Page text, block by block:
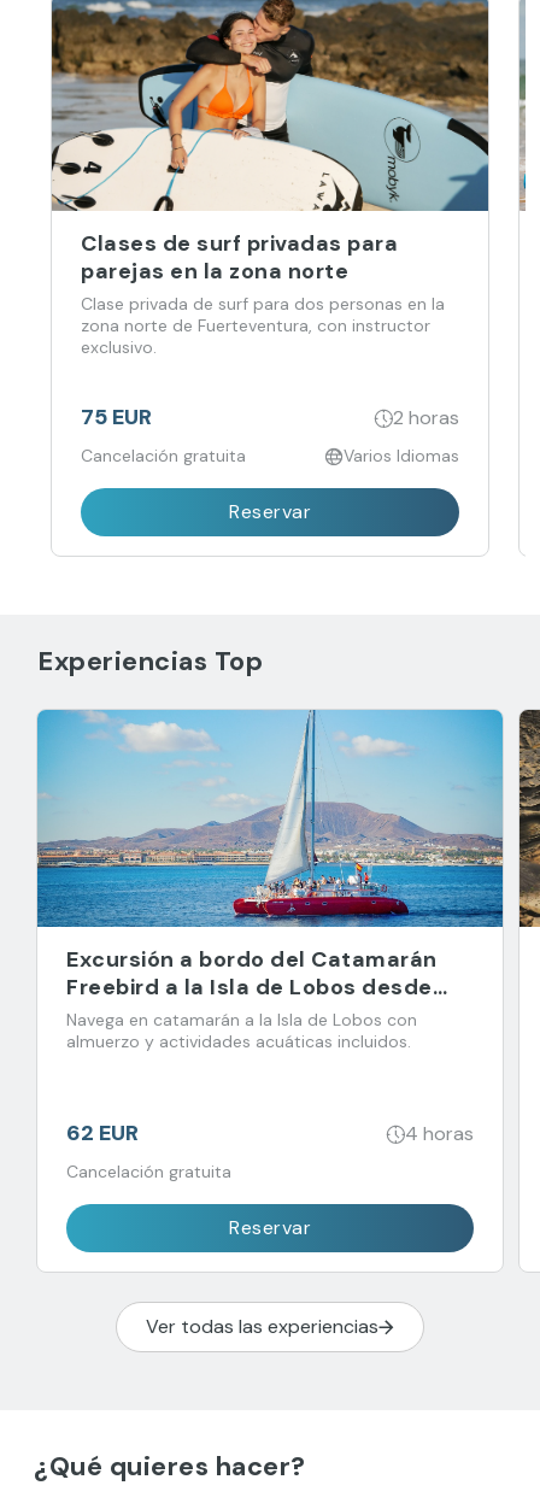
Clases de surf privadas para
parejas en la zona norte
Clase privada de surf para dos personas en la
zona norte de Fuerteventura, con instructor
exclusivo.
75 EUR 2 horas
Cancelación gratuita Varios Idiomas
Reservar
Experiencias Top
Excursión a bordo del Catamarán
Freebird a la Isla de Lobos desde
Corralejo
Navega en catamarán a la Isla de Lobos con
almuerzo y actividades acuáticas incluidos.
62 EUR 4 horas
Cancelación gratuita
Reservar
Ver todas las experiencias
¿Qué quieres hacer?